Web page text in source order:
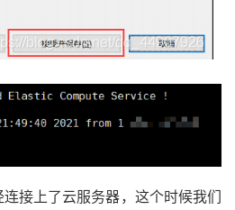
接上了云服务器，这个时候我们